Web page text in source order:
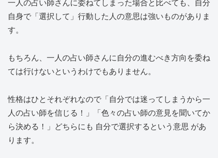
自身で「選択して」行動した人の意思は強いものがありま
す。
もちろん、一人の占い師さんに自分の進むべき方向を委ね
ては行けないというわけでもありません。
性格はひとそれぞれなので「自分では迷ってしまうから一
人の占い師を信じる！」「色々の占い師の意見を聞いてか
ら決める！」どちらにも 自分で選択するという意思 があ
ります。